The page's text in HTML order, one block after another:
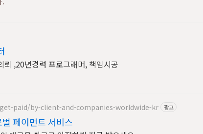
,20년경력 프로그래머, 책임시공
paid/by-client-and-companies-worldwide-kr 광고
페이먼트 서비스